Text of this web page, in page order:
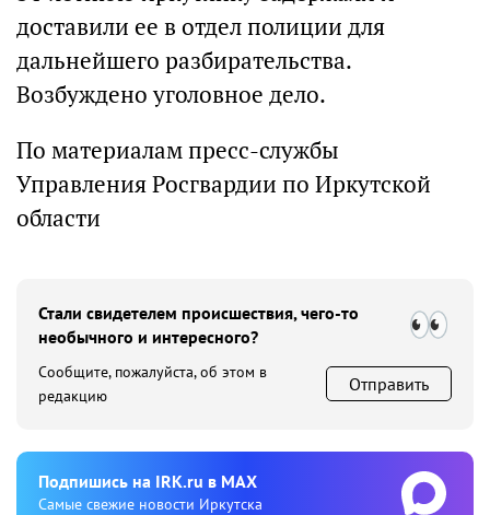
доставили ее в отдел полиции для
дальнейшего разбирательства.
Возбуждено уголовное дело.
По материалам пресс-службы
Управления Росгвардии по Иркутской
области
Стали свидетелем происшествия, чего-то
необычного и интересного?
Сообщите, пожалуйста, об этом в
редакцию
Отправить
Подпишиcь на IRK.ru в MAX
Cамые свежие новости Иркутска